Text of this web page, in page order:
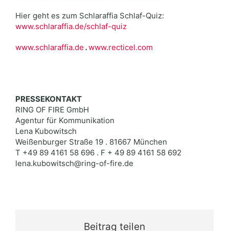
Hier geht es zum Schlaraffia Schlaf-Quiz:
www.schlaraffia.de/schlaf-quiz
www.schlaraffia.de .www.recticel.com
PRESSEKONTAKT
RING OF FIRE GmbH
Agentur für Kommunikation
Lena Kubowitsch
Weißenburger Straße 19 . 81667 München
T +49 89 4161 58 696 . F + 49 89 4161 58 692
lena.kubowitsch@ring-of-fire.de
Beitrag teilen